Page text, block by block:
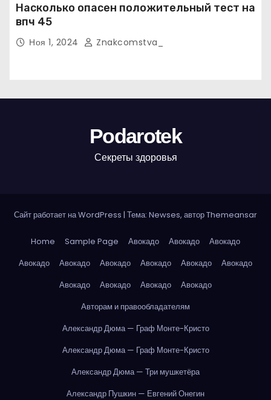
Насколько опасен положительный тест на
впч 45
Ноя 1, 2024 Znakcomstva_
Podarotek
Секреты здоровья
Сайт работает на WordPress | Тема: Newses, авторThemeansar
Home Sample Page Авокадо Авокадо
Авокадо
Авокадо
Авокадо Авокадо Авокадо Авокадо
Авокадо
Авокадо
Авокадо Авокадо
Авокадо
Авторам и правообладателям
Александр Дюма — Граф Монте-Кристо
Александр Дюма — Граф Монте-Кристо
Александр Дюма — Три мушкетёра
Александр Пушкин — Евгений Онегин